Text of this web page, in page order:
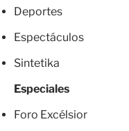
Deportes
Espectáculos
Sintetika
Especiales
Foro Excélsior